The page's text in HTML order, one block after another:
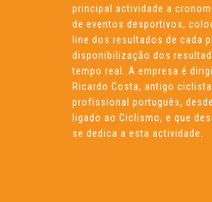
principal actividade a
de eventos desportivos,
line dos resultados de cada
disponibilização dos
tempo real. A empresa é
Ricardo Costa, antigo ciclista
profissional português,
ligado ao Ciclismo, e que
se dedica a esta actividade.